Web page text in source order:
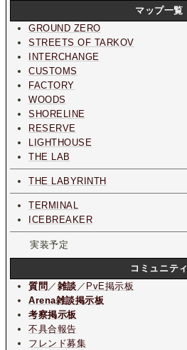
マップ一覧
GROUND ZERO
STREETS OF TARKOV
INTERCHANGE
CUSTOMS
FACTORY
WOODS
SHORELINE
RESERVE
LIGHTHOUSE
THE LAB
THE LABYRINTH
TERMINAL
ICEBREAKER
実装予定
コミュニティ
質問 ／ 雑談 ／ PvE掲示板
Arena雑談掲示板
考察掲示板
不具合報告
フレンド募集